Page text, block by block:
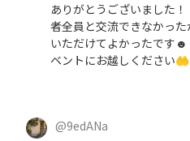
ありがとうございました
者全員と交流できなかっ
いただけてよかったです☻
ベントにお越しください🤲
@9edANa